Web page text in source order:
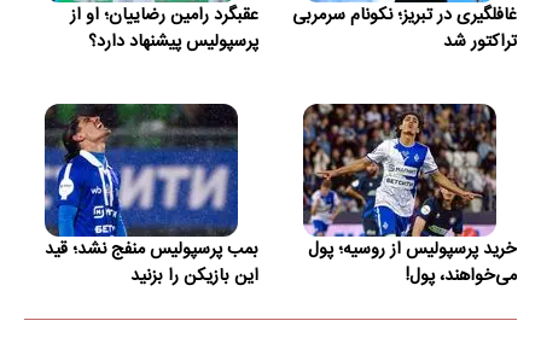
غافلگیری در تبریز؛ نکونام سرمربی
تراکتور شد
عقبگرد رامین رضاییان؛ او از
پرسپولیس پیشنهاد دارد؟
خرید پرسپولیس از روسیه؛ پول
می‌خواهند، پول!
بمب پرسپولیس منفج نشد؛ قید
این بازیکن را بزنید